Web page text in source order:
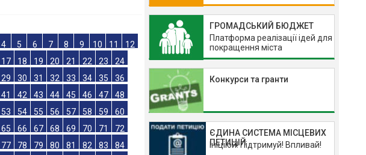
4 5 6 7 8 9 10 11
17 18 19 20 21 22 23
24
29 30 31 32 33 34 35
36
41 42 43 44 45 46 47
48
53 54 55 56 57 58 59
60
ГРОМАДСЬКИЙ БЮДЖЕТ
Платформа реалізації ідей для
покращення міста
Конкурси та гранти
ЄДИНА СИСТЕМА МІСЦЕВИХ
ПЕТИЦІЙ
Ініціюй! Підтримуй! Впливай!